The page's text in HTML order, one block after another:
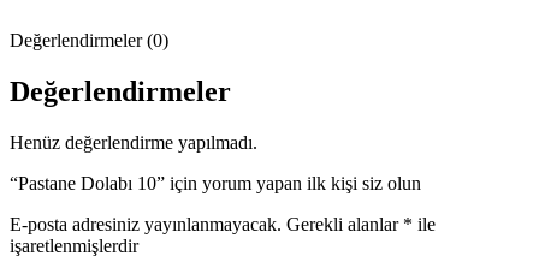
Değerlendirmeler (0)
Değerlendirmeler
Henüz değerlendirme yapılmadı.
“Pastane Dolabı 10” için yorum yapan ilk kişi siz olun
E-posta adresiniz yayınlanmayacak. Gerekli alanlar * ile
işaretlenmişlerdir